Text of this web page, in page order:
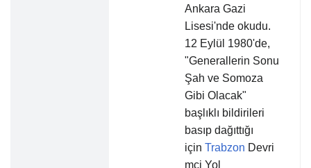
Ankara Gazi
Lisesi'nde okudu.
12 Eylül 1980'de,
"Generallerin Sonu
Şah ve Somoza
Gibi Olacak"
başlıklı bildirileri
basıp dağıttığı
için Trabzon Devri
mci Yol